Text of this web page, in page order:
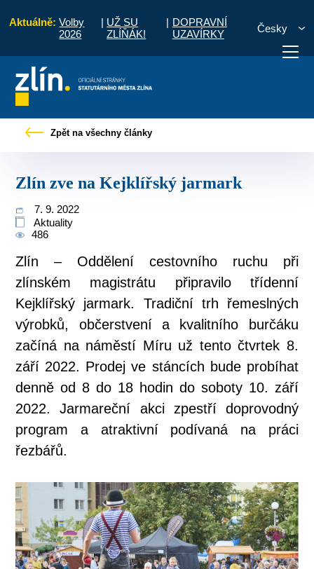
Aktuálně: Volby
2026
| UŽ SU
ZLÍŇÁK!
| DOPRAVNÍ
UZAVÍRKY
Česky
vyřídit Potřebuji zaplatit
Zpět na všechny články
Zlín zve na Kejklířský jarmark
7. 9. 2022
Aktuality
486
Zlín – Oddělení cestovního ruchu při
zlínském magistrátu připravilo třídenní
Kejklířský jarmark. Tradiční trh řemeslných
výrobků, občerstvení a kvalitního burčáku
začíná na náměstí Míru už tento čtvrtek 8.
září 2022. Prodej ve stáncích bude probíhat
denně od 8 do 18 hodin do soboty 10. září
2022. Jarmareční akci zpestří doprovodný
program a atraktivní podívaná na práci
řezbářů.